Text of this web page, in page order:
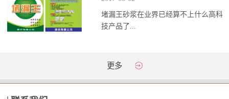
堵漏王砂浆在业界已经算不上什么高科
技产品了...
。简单来说它就是一种能够迅速凝固的
通砂浆的强...
更多